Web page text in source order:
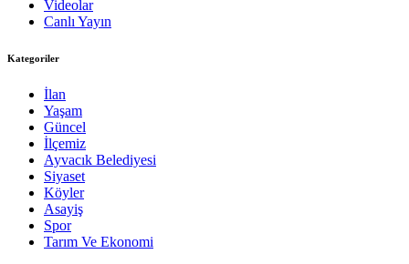
Videolar
Canlı Yayın
Kategoriler
İlan
Yaşam
Güncel
İlçemiz
Ayvacık Belediyesi
Siyaset
Köyler
Asayiş
Spor
Tarım Ve Ekonomi